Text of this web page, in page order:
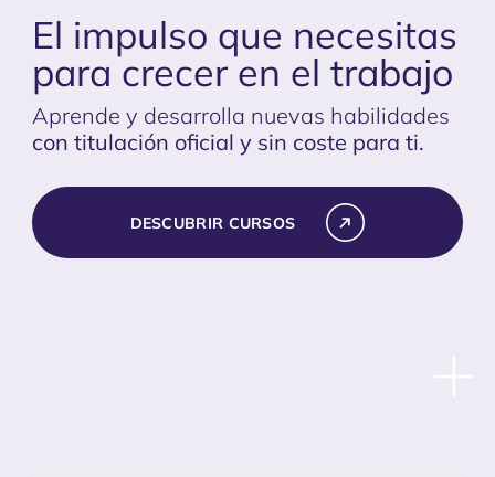
El impulso que necesitas
para crecer en el trabajo
Aprende y desarrolla nuevas habilidades
con titulación oficial y sin coste para ti.
DESCUBRIR CURSOS